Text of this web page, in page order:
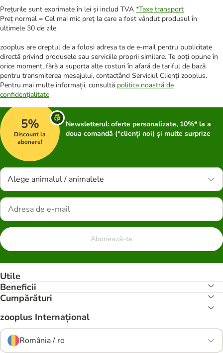
Prețurile sunt exprimate în lei și includ TVA *Taxe transport
Preț normal = Cel mai mic preț la care a fost vândut produsul în
ultimele 30 de zile.
zooplus are dreptul de a folosi adresa ta de e-mail pentru publicitate
directă privind produsele sau serviciile proprii similare. Te poți opune în
orice moment, fără a suporta alte costuri în afară de tariful de bază
pentru transmiterea mesajului, contactând Serviciul Clienți zooplus.
Pentru mai multe informații, consultă politica noastră de
confidențialitate
5%
Discount la
abonare!
Newsletterul: oferte personalizate, 10%* la a
doua comandă (*clienți noi) și multe surprize
Alege animalul / animalele
Abonează-te
Utile
Beneficii
Cumpărături
zooplus Internațional
România / ro